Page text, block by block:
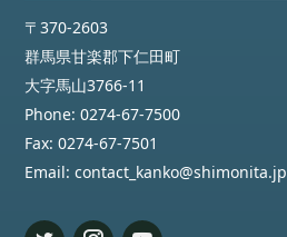
〒370-2603
群馬県甘楽郡下仁田町
大字馬山3766-11
Phone: 0274-67-7500
Fax: 0274-67-7501
Email: contact_kanko@shimonita.jp